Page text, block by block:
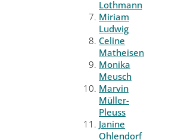
Lothmann
Miriam
Ludwig
Celine
Matheisen
Monika
Meusch
Marvin
Müller-
Pleuss
Janine
Ohlendorf